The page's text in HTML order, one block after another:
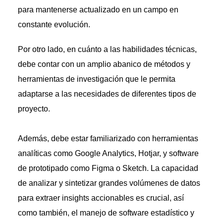
para mantenerse actualizado en un campo en
constante evolución.
Por otro lado, en cuánto a las habilidades técnicas,
debe contar con un amplio abanico de métodos y
herramientas de investigación que le permita
adaptarse a las necesidades de diferentes tipos de
proyecto.
Además, debe estar familiarizado con herramientas
analíticas como Google Analytics, Hotjar, y software
de prototipado como Figma o Sketch. La capacidad
de analizar y sintetizar grandes volúmenes de datos
para extraer insights accionables es crucial, así
como también, el manejo de software estadístico y